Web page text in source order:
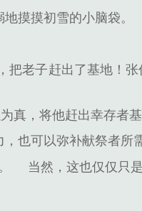
摸摸初雪的小脑袋。
把老子赶出了基地！
真，将他赶出幸存者基
也可以弥补献祭者所
当然，这也仅仅只